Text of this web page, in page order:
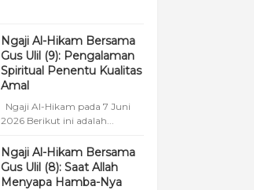
Ngaji Al-Hikam Bersama
Gus Ulil (9): Pengalaman
Spiritual Penentu Kualitas
Amal
Ngaji Al-Hikam pada 7 Juni
2026 Berikut ini adalah...
Ngaji Al-Hikam Bersama
Gus Ulil (8): Saat Allah
Menyapa Hamba-Nya